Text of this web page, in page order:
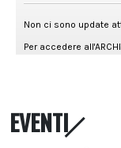
EVENTI